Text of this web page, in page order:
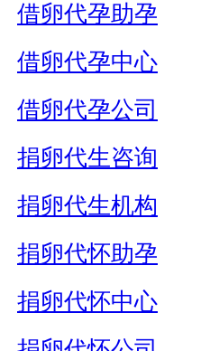
借卵代孕助孕
借卵代孕中心
借卵代孕公司
捐卵代生咨询
捐卵代生机构
捐卵代怀助孕
捐卵代怀中心